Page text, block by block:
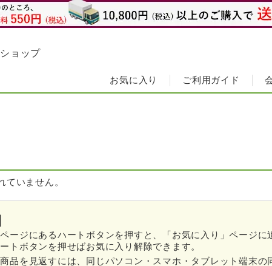
ョップ
お気に入り ご利用ガイド
いません。
ージにあるハートボタンを押すと、「お気に入り」ページに
トボタンを押せばお気に入り解除できます。
品を見返すには、同じパソコン・スマホ・タブレット端末の